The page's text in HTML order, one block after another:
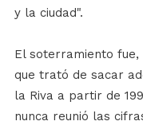
y la ciudad".
El soterramiento fue,
que trató de sacar
la Riva a partir de
nunca reunió las